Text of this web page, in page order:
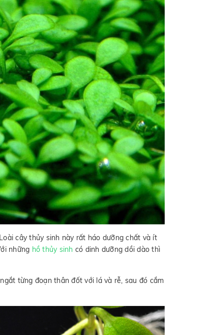
cây thủy sinh này rất háo dưỡng chất và ít
những hồ thủy sinh có dinh dưỡng dồi dào thì
từng đoạn thân đốt với lá và rễ, sau đó cắm